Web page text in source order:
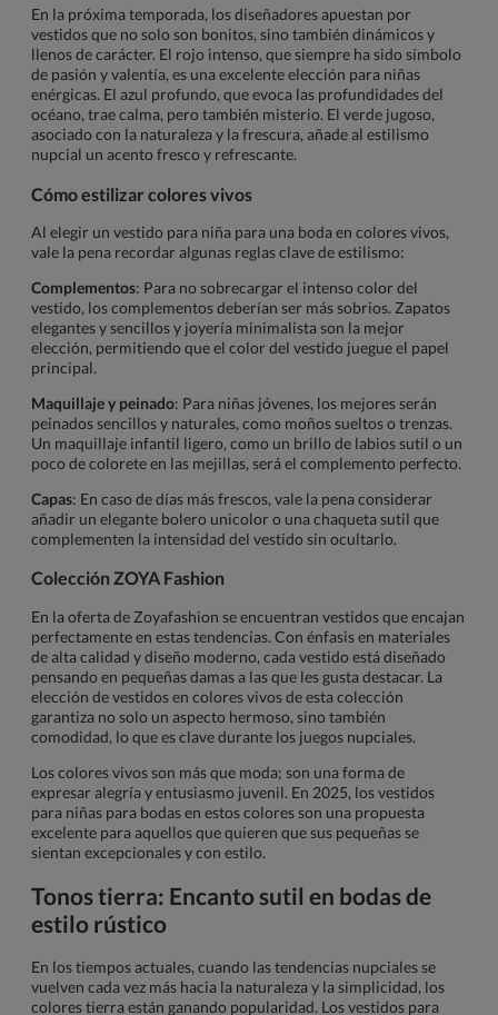
En la próxima temporada, los diseñadores apuestan por
vestidos que no solo son bonitos, sino también dinámicos y
llenos de carácter. El rojo intenso, que siempre ha sido símbolo
de pasión y valentía, es una excelente elección para niñas
enérgicas. El azul profundo, que evoca las profundidades del
océano, trae calma, pero también misterio. El verde jugoso,
asociado con la naturaleza y la frescura, añade al estilismo
nupcial un acento fresco y refrescante.
Cómo estilizar colores vivos
Al elegir un vestido para niña para una boda en colores vivos,
vale la pena recordar algunas reglas clave de estilismo:
Complementos: Para no sobrecargar el intenso color del
vestido, los complementos deberían ser más sobrios. Zapatos
elegantes y sencillos y joyería minimalista son la mejor
elección, permitiendo que el color del vestido juegue el papel
principal.
Maquillaje y peinado: Para niñas jóvenes, los mejores serán
peinados sencillos y naturales, como moños sueltos o trenzas.
Un maquillaje infantil ligero, como un brillo de labios sutil o un
poco de colorete en las mejillas, será el complemento perfecto.
Capas: En caso de días más frescos, vale la pena considerar
añadir un elegante bolero unicolor o una chaqueta sutil que
complementen la intensidad del vestido sin ocultarlo.
Colección ZOYA Fashion
En la oferta de Zoyafashion se encuentran vestidos que encajan
perfectamente en estas tendencias. Con énfasis en materiales
de alta calidad y diseño moderno, cada vestido está diseñado
pensando en pequeñas damas a las que les gusta destacar. La
elección de vestidos en colores vivos de esta colección
garantiza no solo un aspecto hermoso, sino también
comodidad, lo que es clave durante los juegos nupciales.
Los colores vivos son más que moda; son una forma de
expresar alegría y entusiasmo juvenil. En 2025, los vestidos
para niñas para bodas en estos colores son una propuesta
excelente para aquellos que quieren que sus pequeñas se
sientan excepcionales y con estilo.
Tonos tierra: Encanto sutil en bodas de
estilo rústico
En los tiempos actuales, cuando las tendencias nupciales se
vuelven cada vez más hacia la naturaleza y la simplicidad, los
colores tierra están ganando popularidad. Los vestidos para